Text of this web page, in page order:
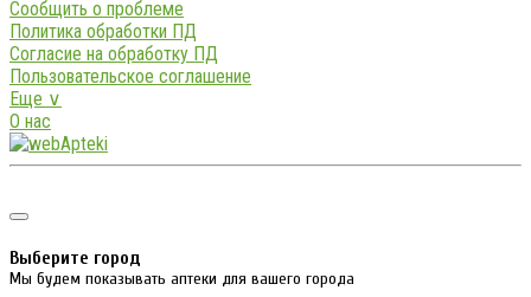
Сообщить о проблеме
Политика обработки ПД
Согласие на обработку ПД
Пользовательское соглашение
Еще ∨
О нас
Выберите город
Мы будем показывать аптеки для вашего города